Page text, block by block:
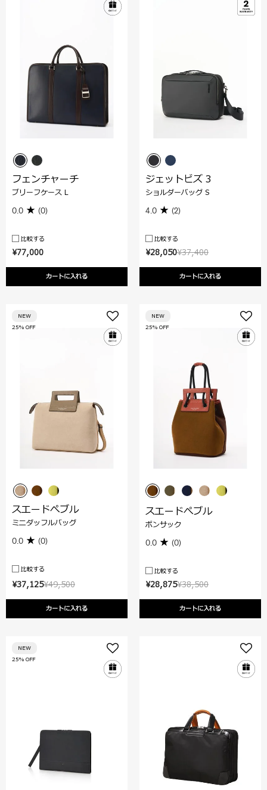
¥77,000
カートに入れる
フェンチャーチ
ブリーフケース L
0.0 (0)
比較する
¥37,400
¥28,050
カートに入れる
ジェットビズ 3
ショルダーバッグ S
4.0 (2)
比較する
¥49,500
¥37,125
カートに入れる
25% OFF
NEW
スエードぺブル
ミニダッフルバッグ
0.0 (0)
比較する
¥38,500
¥28,875
カートに入れる
25% OFF
NEW
スエードぺブル
ボンサック
0.0 (0)
比較する
25% OFF
NEW